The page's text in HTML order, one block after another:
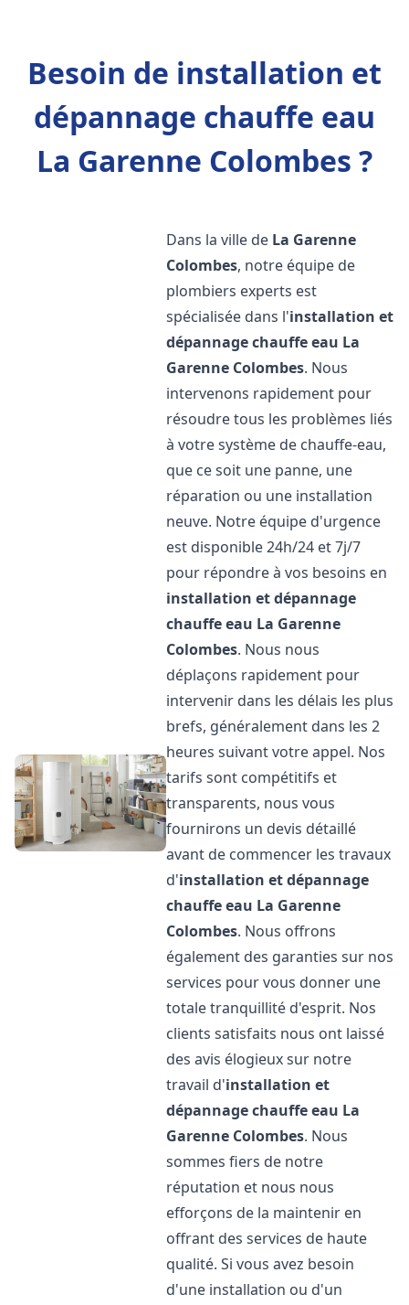
Besoin de installation et
dépannage chauffe eau
La Garenne Colombes ?
Dans la ville de La Garenne
Colombes, notre équipe de
plombiers experts est
spécialisée dans l'installation et
dépannage chauffe eau La
Garenne Colombes. Nous
intervenons rapidement pour
résoudre tous les problèmes liés
à votre système de chauffe-eau,
que ce soit une panne, une
réparation ou une installation
neuve. Notre équipe d'urgence
est disponible 24h/24 et 7j/7
pour répondre à vos besoins en
installation et dépannage
chauffe eau La Garenne
Colombes. Nous nous
déplaçons rapidement pour
intervenir dans les délais les plus
brefs, généralement dans les 2
heures suivant votre appel. Nos
tarifs sont compétitifs et
transparents, nous vous
fournirons un devis détaillé
avant de commencer les travaux
d'installation et dépannage
chauffe eau La Garenne
Colombes. Nous offrons
également des garanties sur nos
services pour vous donner une
totale tranquillité d'esprit. Nos
clients satisfaits nous ont laissé
des avis élogieux sur notre
travail d'installation et
dépannage chauffe eau La
Garenne Colombes. Nous
sommes fiers de notre
réputation et nous nous
efforçons de la maintenir en
offrant des services de haute
qualité. Si vous avez besoin
d'une installation ou d'un